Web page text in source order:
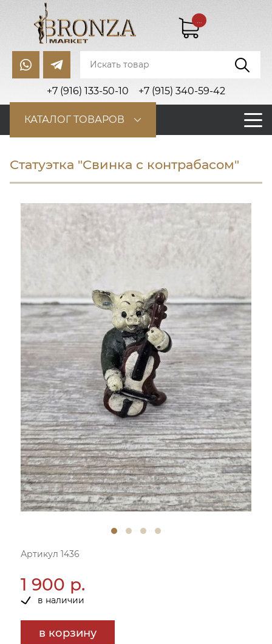
+7 (916) 133-50-10 +7 (915) 340-59-42
...
КАТАЛОГ ТОВАРОВ
Статуэтка "Свинка с контрабасом"
Артикул 1436
1 900 р.
в наличии
в корзину